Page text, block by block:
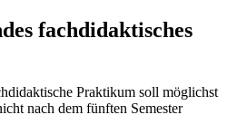
fachdidaktisches
Praktikum soll möglichst
nach dem fünften Semester